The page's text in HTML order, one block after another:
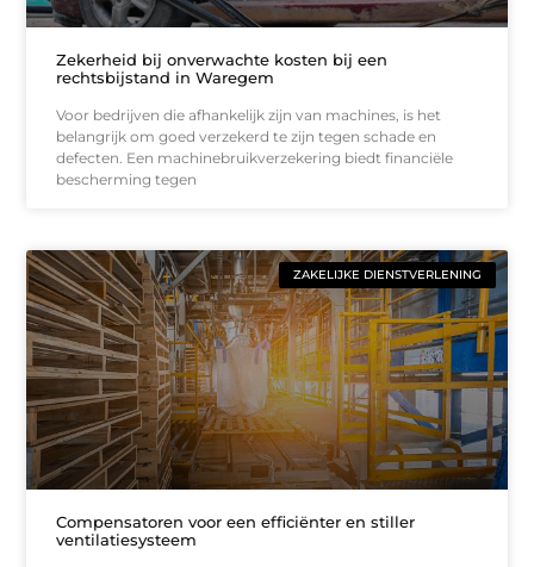
Zekerheid bij onverwachte kosten bij een
rechtsbijstand in Waregem
Voor bedrijven die afhankelijk zijn van machines, is het
belangrijk om goed verzekerd te zijn tegen schade en
defecten. Een machinebruikverzekering biedt financiële
bescherming tegen
ZAKELIJKE DIENSTVERLENING
Compensatoren voor een efficiënter en stiller
ventilatiesysteem